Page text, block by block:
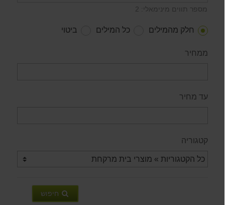
מספר תווים מינימאלי: 2
חלק מהמילים כל המילים ביטוי
ממחיר
עד מחיר
קטגוריה
חיפוש